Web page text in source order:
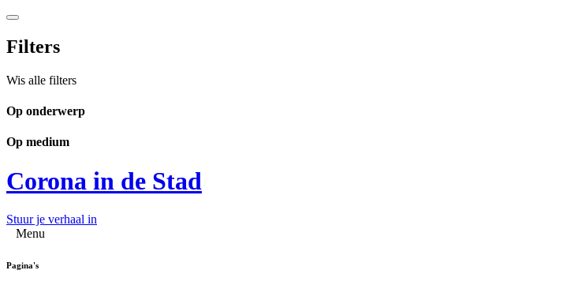
Filters
Wis alle filters
Op onderwerp
Op medium
Corona in de Stad
Stuur je verhaal in
Menu
Pagina's